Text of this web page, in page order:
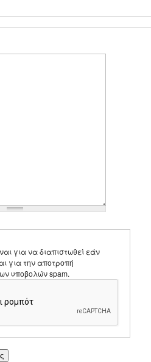
για να διαπιστωθεί εάν
για την αποτροπή
υποβολών spam.